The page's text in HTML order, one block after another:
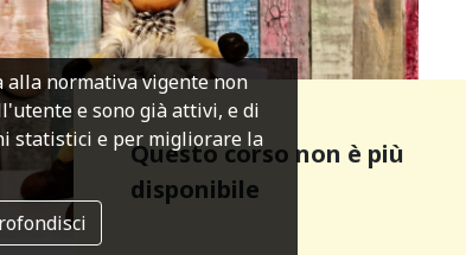
Questo corso non è più
disponibile
alla normativa vigente non
e sono già attivi, e di
statistici e per migliorare la